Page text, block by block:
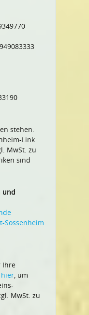
stehen.
Link
MwSt. zu
sind
und
Sossenheim
Ihre
hier , um
MwSt. zu